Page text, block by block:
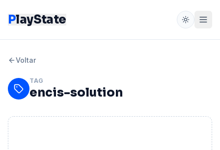
PlayState
Voltar
TAG
encis-solution